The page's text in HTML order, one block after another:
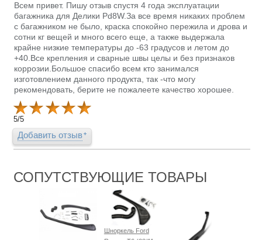
Всем привет. Пишу отзыв спустя 4 года эксплуатации
багажника для Делики Pd8W.За все время никаких проблем
с багажником не было, краска спокойно пережила и дрова и
сотни кг вещей и много всего еще, а также выдержала
крайне низкие температуры до -63 градусов и летом до
+40.Все крепления и сварные швы целы и без признаков
коррозии.Большое спасибо всем кто занимался
изготовлением данного продукта, так -что могу
рекомендовать, берите не пожалеете качество хорошее.
5/5
Добавить отзыв
СОПУТСТВУЮЩИЕ ТОВАРЫ
Шноркель Ford